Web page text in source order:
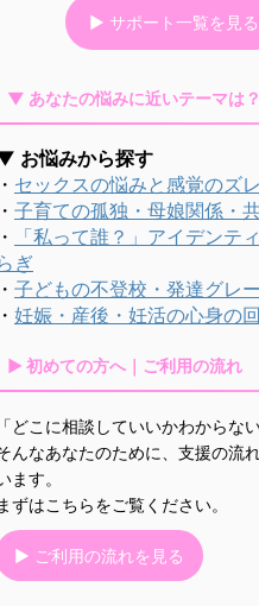
▶ サポート一覧を見る
▼ あなたの悩みに近いテーマは？
お悩みから探す
・ セックスの悩みと感覚のズレ
・ 子育ての孤独・母娘関係・
・
「私って誰？」アイデンテ
ぎ
・ 子どもの不登校・発達グレ
・ 妊娠・産後・妊活の心身の
▶ 初めての方へ｜ご利用の流れ
「どこに相談していいかわからな
んなあなたのために、支援の流
ます。
まずはこちらをご覧ください。
▶ ご利用の流れを見る